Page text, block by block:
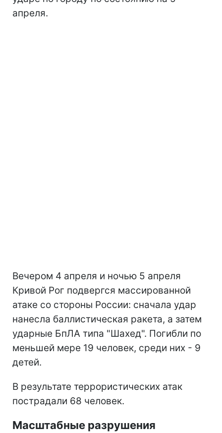
апреля.
Вечером 4 апреля и ночью 5 апреля
Кривой Рог подвергся массированной
атаке со стороны России: сначала удар
нанесла баллистическая ракета, а затем
ударные БпЛА типа "Шахед". Погибли по
меньшей мере 19 человек, среди них - 9
детей.
В результате террористических атак
пострадали 68 человек.
Масштабные разрушения